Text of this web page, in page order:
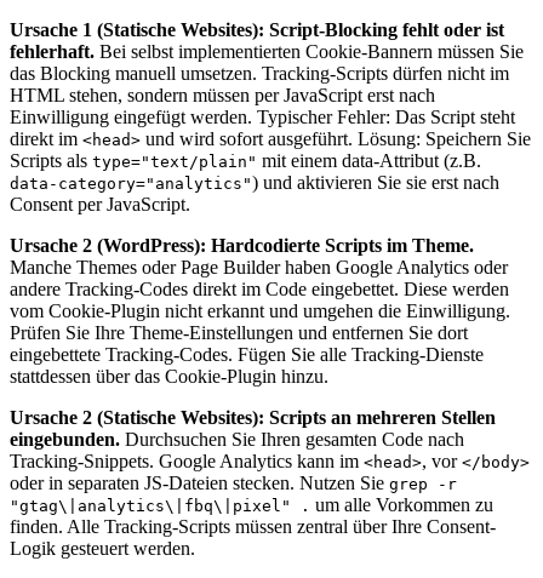
Ursache 1 (Statische Websites): Script-Blocking fehlt oder ist
fehlerhaft. Bei selbst implementierten Cookie-Bannern müssen Sie
das Blocking manuell umsetzen. Tracking-Scripts dürfen nicht im
HTML stehen, sondern müssen per JavaScript erst nach
Einwilligung eingefügt werden. Typischer Fehler: Das Script steht
direkt im <head> und wird sofort ausgeführt. Lösung: Speichern Sie
Scripts als type="text/plain" mit einem data-Attribut (z.B.
data-category="analytics") und aktivieren Sie sie erst nach
Consent per JavaScript.
Ursache 2 (WordPress): Hardcodierte Scripts im Theme.
Manche Themes oder Page Builder haben Google Analytics oder
andere Tracking-Codes direkt im Code eingebettet. Diese werden
vom Cookie-Plugin nicht erkannt und umgehen die Einwilligung.
Prüfen Sie Ihre Theme-Einstellungen und entfernen Sie dort
eingebettete Tracking-Codes. Fügen Sie alle Tracking-Dienste
stattdessen über das Cookie-Plugin hinzu.
Ursache 2 (Statische Websites): Scripts an mehreren Stellen
eingebunden. Durchsuchen Sie Ihren gesamten Code nach
Tracking-Snippets. Google Analytics kann im <head>, vor </body>
oder in separaten JS-Dateien stecken. Nutzen Sie grep -r
"gtag\|analytics\|fbq\|pixel" . um alle Vorkommen zu
finden. Alle Tracking-Scripts müssen zentral über Ihre Consent-
Logik gesteuert werden.